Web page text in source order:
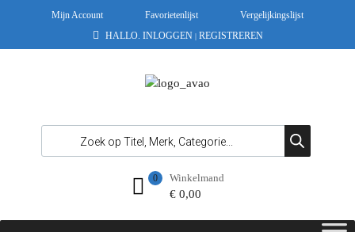
Mijn Account Favorietenlijst
Vergelijkingslijst
HALLO. INLOGGEN | REGISTREREN
Winkelmand
€0,00
0